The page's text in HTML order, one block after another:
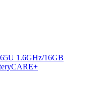
1.6GHz/16GB